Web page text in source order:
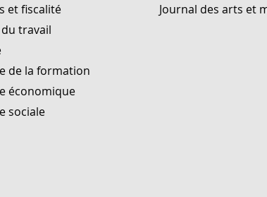
et fiscalité
travail
de la formation
économique
sociale
Journal des arts et